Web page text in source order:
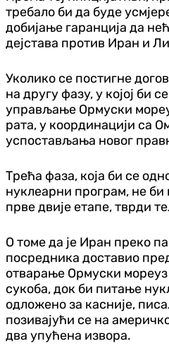
требало би да буде
добијање гаранција да
дејстава против Иран и
Уколико се постигне
на другу фазу, у којој би
управљање Ормуски
рата, у координацији са
успостављања новог
Трећа фаза, која би се
нуклеарни програм, не би
прве двије етапе, тврди
О томе да је Иран преко
посредника доставио
отварање Ормуски
сукоба, док би питање
одложено за касније,
позивајући се на
два упућена извора.